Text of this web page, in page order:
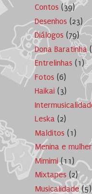
Contos (39)
Desenhos (23)
Diálogos (79)
Dona Baratinha
Entrelinhas (1)
Fotos (6)
Haikai (3)
Leska (2)
Malditos (1)
Menina e mulher
Mimimi (11)
Mixtapes (2)
Musicalidade (5)